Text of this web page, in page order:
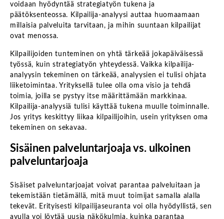
voidaan hyödyntää strategiatyön tukena ja
päätöksenteossa. Kilpailija-analyysi auttaa huomaamaan
millaisia palveluita tarvitaan, ja mihin suuntaan kilpailijat
ovat menossa.
Kilpailijoiden tunteminen on yhtä tärkeää jokapäiväisessä
työssä, kuin strategiatyön yhteydessä. Vaikka kilpailija-
analyysin tekeminen on tärkeää, analyysien ei tulisi ohjata
liiketoimintaa. Yrityksellä tulee olla oma visio ja tehdä
toimia, joilla se pystyy itse määrittämään markkinaa.
Kilpailija-analyysiä tulisi käyttää tukena muulle toiminnalle.
Jos yritys keskittyy liikaa kilpailijoihin, usein yrityksen oma
tekeminen on sekavaa.
Sisäinen palveluntarjoaja vs. ulkoinen
palveluntarjoaja
Sisäiset palveluntarjoajat voivat parantaa palveluitaan ja
tekemistään tietämällä, mitä muut toimijat samalla alalla
tekevät. Erityisesti kilpailijaseuranta voi olla hyödyllistä, sen
avulla voi löytää uusia näkökulmia, kuinka parantaa